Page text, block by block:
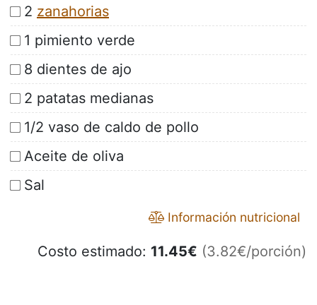
2 zanahorias
1 pimiento verde
8 dientes de ajo
2 patatas medianas
1/2 vaso de caldo de pollo
Aceite de oliva
Sal
Información nutricional
Costo estimado: 11.45€ (3.82€/porción)